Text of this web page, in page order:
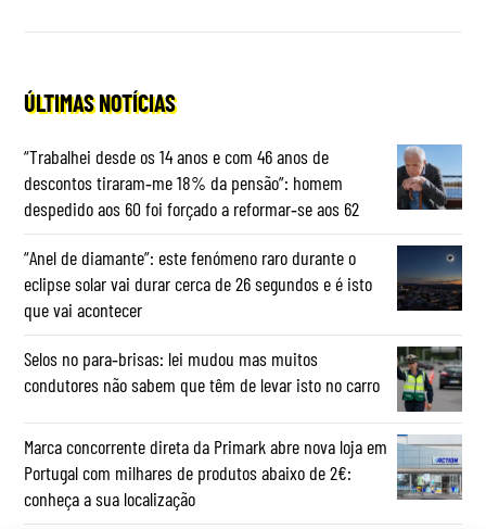
ÚLTIMAS NOTÍCIAS
“Trabalhei desde os 14 anos e com 46 anos de
descontos tiraram‑me 18% da pensão”: homem
despedido aos 60 foi forçado a reformar‑se aos 62
“Anel de diamante”: este fenómeno raro durante o
eclipse solar vai durar cerca de 26 segundos e é isto
que vai acontecer
Selos no para‑brisas: lei mudou mas muitos
condutores não sabem que têm de levar isto no carro
Marca concorrente direta da Primark abre nova loja em
Portugal com milhares de produtos abaixo de 2€:
conheça a sua localização